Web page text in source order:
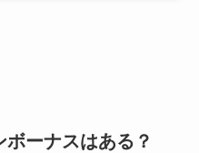
ーナスはある？